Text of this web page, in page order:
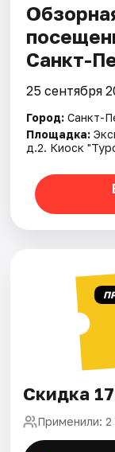
Санкт-
25 сентября
Город: Санкт-
Площадка:
д.2. Киоск
Скидка
Применили: 2